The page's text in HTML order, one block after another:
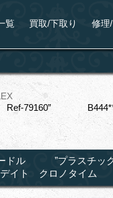
覧 買取/下取り 修理
Ref-79160”
ドル ”プラスチッ
イト クロノタイ